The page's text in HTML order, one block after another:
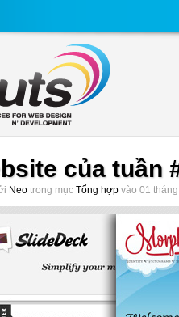
của tuần
Neo trong mục Tổng hợp vào 01 tháng